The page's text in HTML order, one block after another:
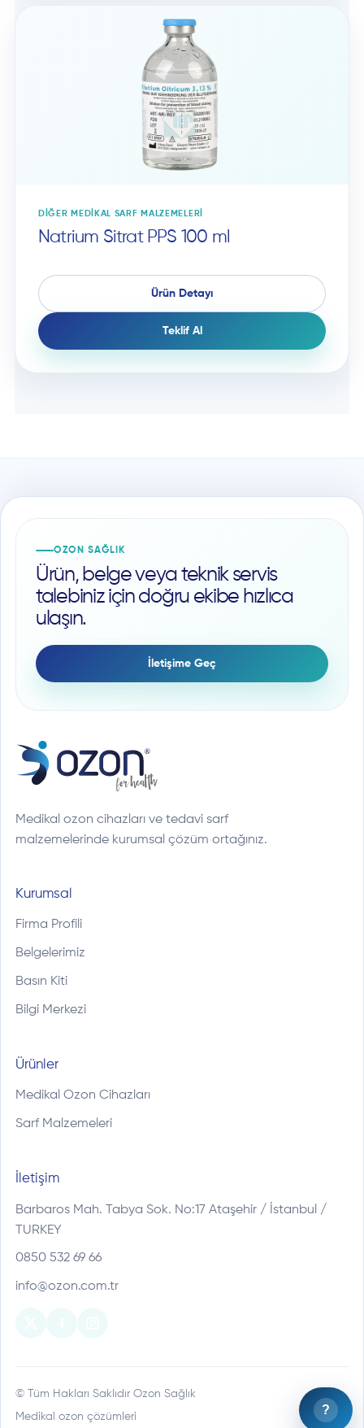
DIĞER MEDIKAL SARF MALZEMELERI
Natrium Sitrat PPS 100 ml
Ürün Detayı
Teklif Al
OZON SAĞLIK
Ürün, belge veya teknik servis
talebiniz için doğru ekibe hızlıca
ulaşın.
İletişime Geç
Medikal ozon cihazları ve tedavi sarf
malzemelerinde kurumsal çözüm ortağınız.
Kurumsal
Firma Profili
Belgelerimiz
Basın Kiti
Bilgi Merkezi
Ürünler
Medikal Ozon Cihazları
Sarf Malzemeleri
İletişim
Barbaros Mah. Tabya Sok. No:17 Ataşehir / İstanbul /
TURKEY
0850 532 69 66
info@ozon.com.tr
© Tüm Hakları Saklıdır Ozon Sağlık
Medikal ozon çözümleri
?